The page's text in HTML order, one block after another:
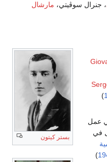
، جنرال سوڤيتي، مارشال
بستر كيتون
)
عمل
في
)